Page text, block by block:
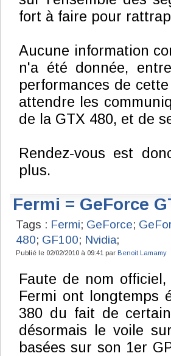
fort à faire pour
Aucune information
n'a été donnée,
performances de
attendre les
de la GTX 480, et de
Rendez-vous est
plus.
Fermi = GeForce
Tags : Fermi; GeForce;
480; GF100; Nvidia;
Publié le 02/02/2010 à 09:41 par Benoit Lamamy
Faute de nom
Fermi ont longtemps
380 du fait de
désormais le voile
basées sur son 1er